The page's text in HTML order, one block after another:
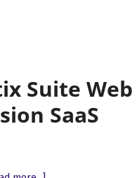
Suite Web
SaaS